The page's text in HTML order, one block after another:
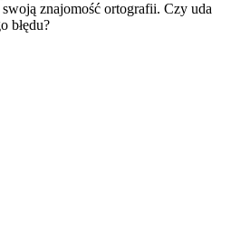
znajomość ortografii. Czy uda
błędu?